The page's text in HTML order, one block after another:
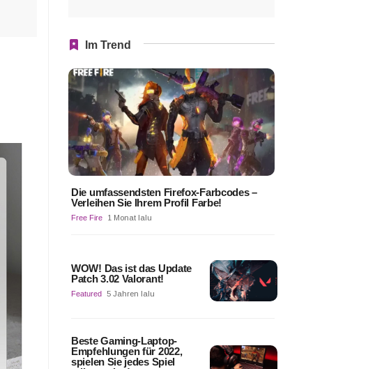
Im Trend
Die umfassendsten Firefox-Farbcodes –
Verleihen Sie Ihrem Profil Farbe!
Free Fire 1 Monat lalu
WOW! Das ist das Update
Patch 3.02 Valorant!
Featured 5 Jahren lalu
Beste Gaming-Laptop-
Empfehlungen für 2022,
spielen Sie jedes Spiel